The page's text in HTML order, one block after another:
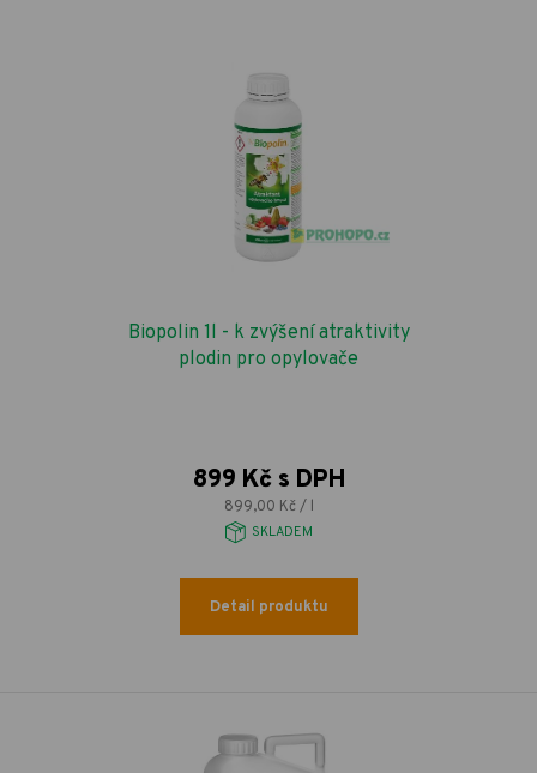
Biopolin 1l - k zvýšení atraktivity
plodin pro opylovače
899 Kč s DPH
899,00 Kč / l
SKLADEM
Detail produktu